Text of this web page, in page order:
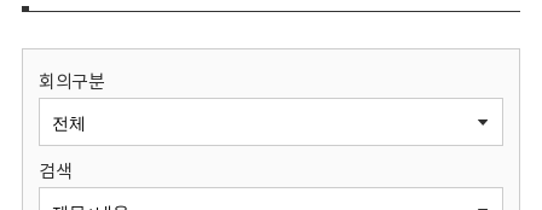
보
원
회의구분
검색